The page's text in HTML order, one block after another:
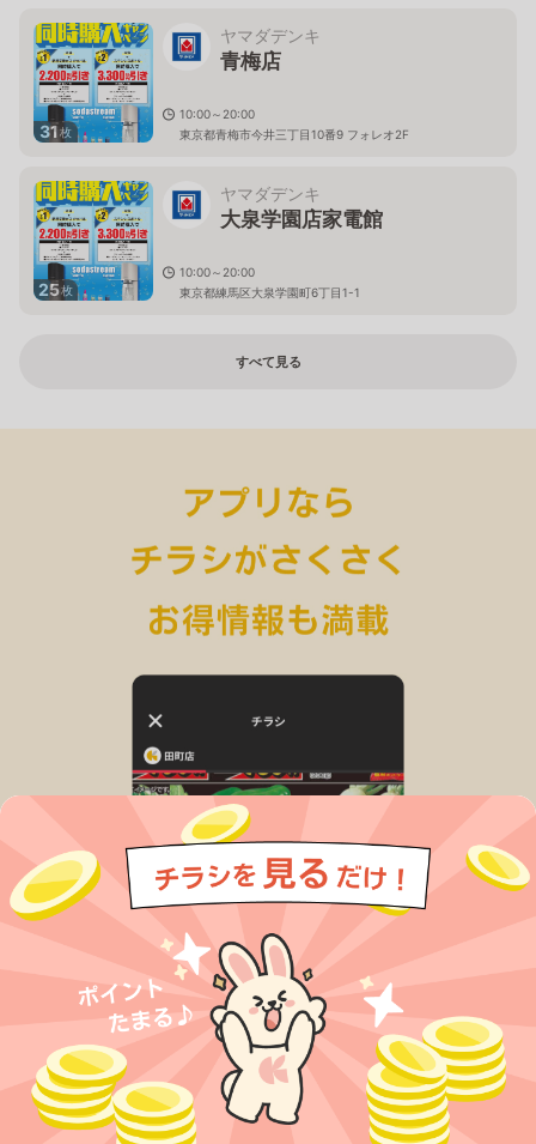
31枚
ヤマダデンキ
青梅店
10:00～20:00
東京都青梅市今井三丁目10番9 フォレオ2F
25枚
ヤマダデンキ
大泉学園店家電館
10:00～20:00
東京都練馬区大泉学園町6丁目1-1
すべて見る